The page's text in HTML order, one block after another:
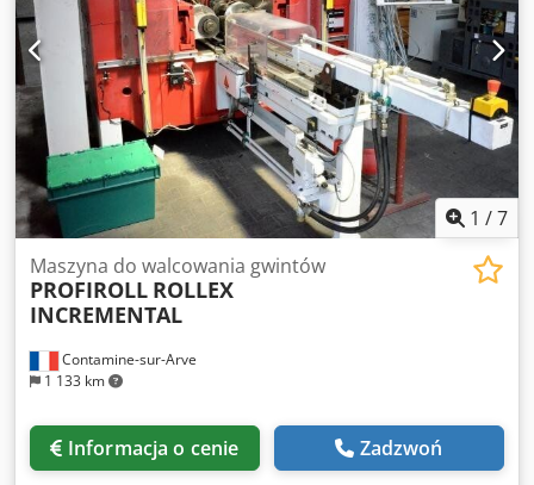
1 /7
Contamine-sur-Arve
1 133 km
Maszyna do walcowania gwintów
PROFIROLL ROLLEX
INCREMENTAL
Informacja o cenie Zadzwoń